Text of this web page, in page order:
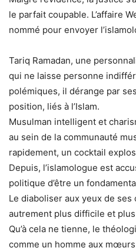
le parfait coupable. L’affaire
nommé pour envoyer
Tariq Ramadan, une
qui ne laisse personne
polémiques, il dérange par
position, liés à l’Islam.
Musulman intelligent et
au sein de la communauté
rapidement, un cocktail
Depuis, l’islamologue est
politique d’être un
Le diaboliser aux yeux de
autrement plus difficile et
Qu’à cela ne tienne, le
comme un homme aux